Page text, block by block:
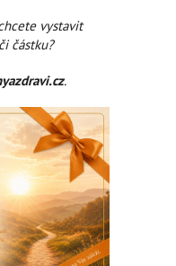
vystavit
částku?
.